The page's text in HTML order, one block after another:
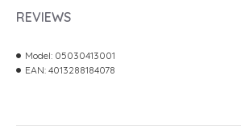
Meercomponenten Kraftform Micro-
- Kraftform Micro-handgreep met
REVIEWS
Model: 05030413001
EAN: 4013288184078